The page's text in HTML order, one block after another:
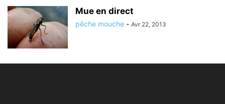
Mue en direct
pêche mouche - Avr 22, 2013